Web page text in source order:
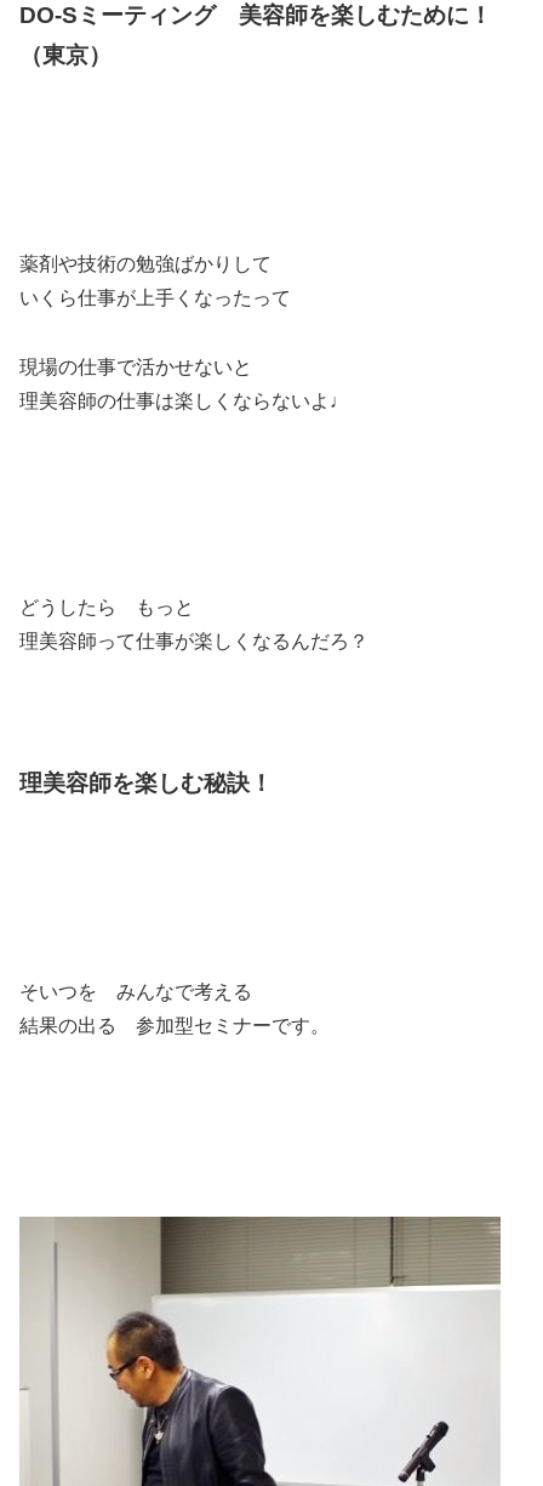
DO-Sミーティング 美容師を楽しむために！
（東京）
薬剤や技術の勉強ばかりして
いくら仕事が上手くなったって
現場の仕事で活かせないと
理美容師の仕事は楽しくならないよ♩
どうしたら もっと
理美容師って仕事が楽しくなるんだろ？
理美容師を楽しむ秘訣！
そいつを みんなで考える
結果の出る 参加型セミナーです。